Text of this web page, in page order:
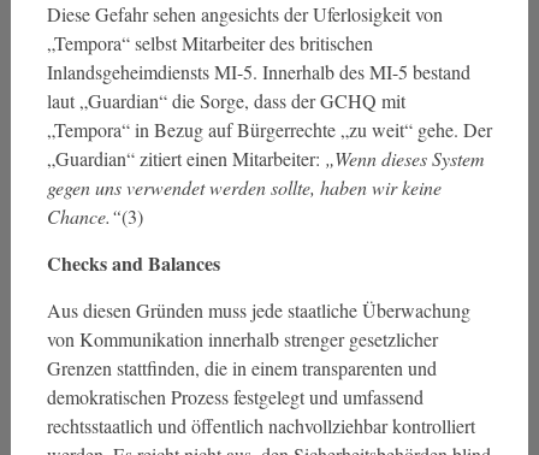
Diese Gefahr sehen angesichts der Uferlosigkeit von
„Tempora“ selbst Mitarbeiter des britischen
Inlandsgeheimdiensts MI-5. Innerhalb des MI-5 bestand
laut „Guardian“ die Sorge, dass der GCHQ mit
„Tempora“ in Bezug auf Bürgerrechte „zu weit“ gehe. Der
„Guardian“ zitiert einen Mitarbeiter: „Wenn dieses System
gegen uns verwendet werden sollte, haben wir keine
Chance.“(3)
Checks and Balances
Aus diesen Gründen muss jede staatliche Überwachung
von Kommunikation innerhalb strenger gesetzlicher
Grenzen stattfinden, die in einem transparenten und
demokratischen Prozess festgelegt und umfassend
rechtsstaatlich und öffentlich nachvollziehbar kontrolliert